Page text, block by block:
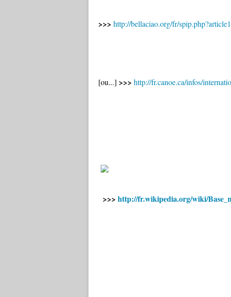
>>> http://bellaciao.org/fr/
[ou...] >>> http://fr.canoe.ca/infos/
>>> http://fr.wikipedia.org/wiki/